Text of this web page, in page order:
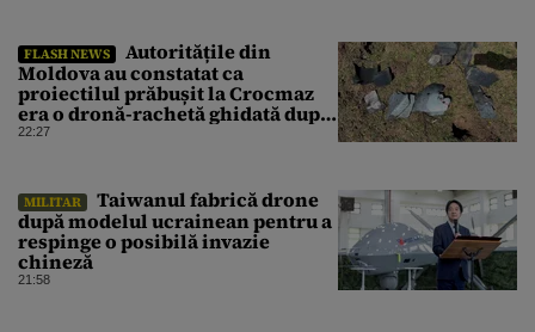
FLASH NEWS
Autoritățile din
Moldova au constatat ca
proiectilul prăbușit la Crocmaz
era o dronă-rachetă ghidată după
finalizarea primei investigații
22:27
MILITAR
⁠Taiwanul fabrică drone
după modelul ucrainean pentru a
respinge o posibilă invazie
chineză
21:58